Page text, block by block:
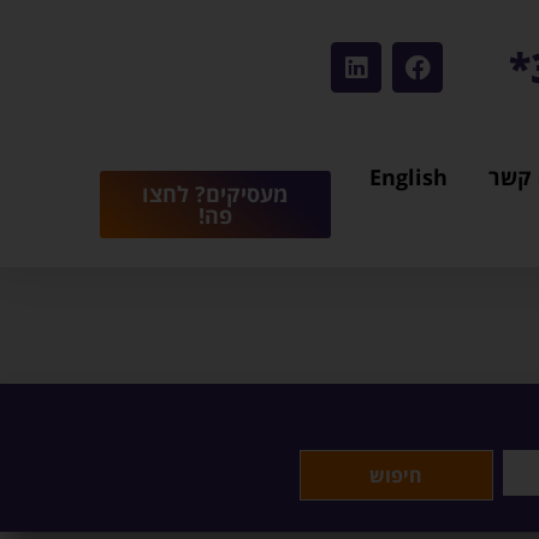
קשר
English
מעסיקים? לחצו
פה!